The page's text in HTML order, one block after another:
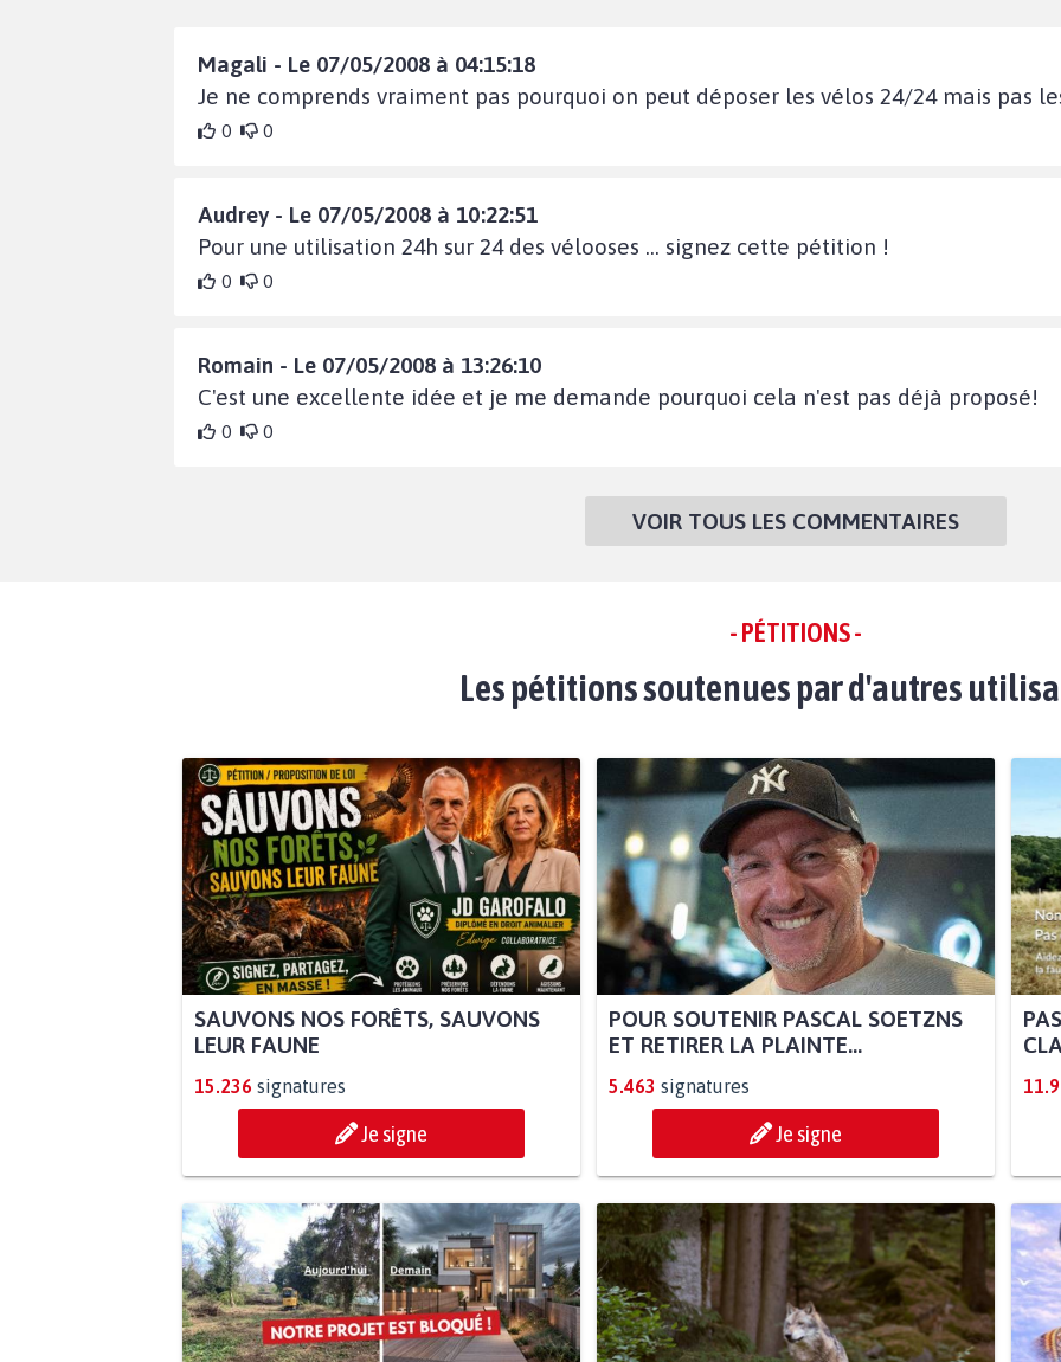
Magali - Le 07/05/2008 à 04:15:18
Je ne comprends vraiment pas pourquoi on peut déposer les vélos 24/24 mais pas
0 0
Audrey - Le 07/05/2008 à 10:22:51
Pour une utilisation 24h sur 24 des vélooses ... signez cette pétition !
0 0
Romain - Le 07/05/2008 à 13:26:10
C'est une excellente idée et je me demande pourquoi cela n'est pas déjà proposé!
0 0
VOIR TOUS LES COMMENTAIRES
- PÉTITIONS -
Les pétitions soutenues par d'autres
SAUVONS NOS FORÊTS, SAUVONS
LEUR FAUNE
15.236 signatures
Je signe
POUR SOUTENIR PASCAL SOETZNS
ET RETIRER LA PLAINTE...
5.463 signatures
Je signe